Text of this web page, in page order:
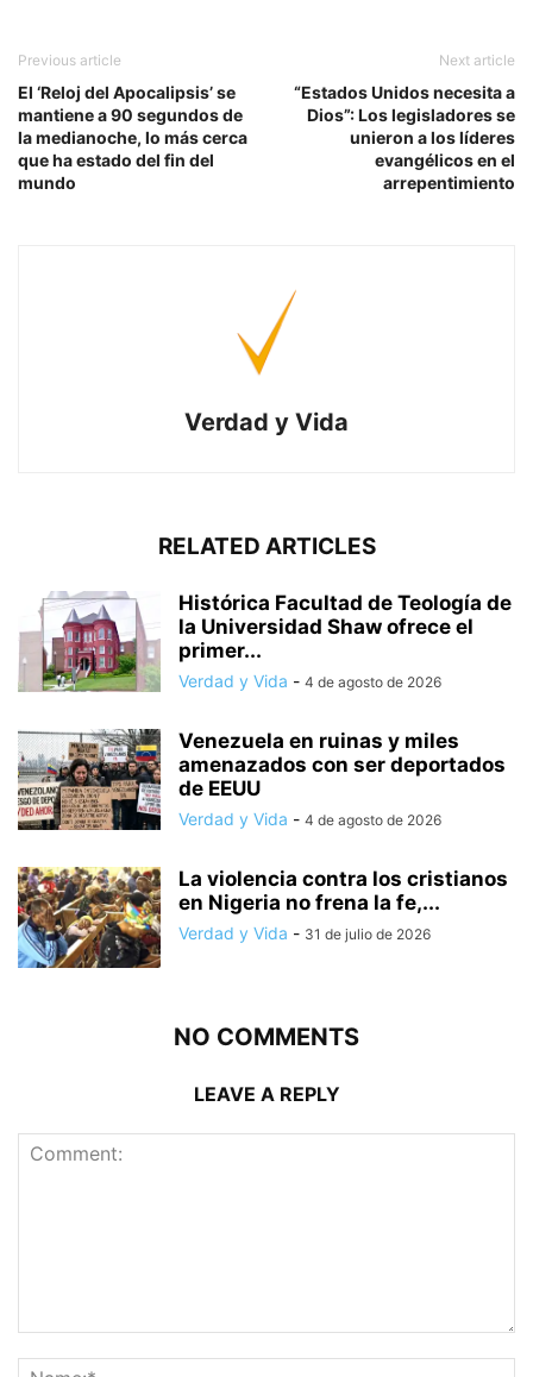
Previous article
El ‘Reloj del Apocalipsis’ se
mantiene a 90 segundos de
la medianoche, lo más cerca
que ha estado del fin del
mundo
Next article
“Estados Unidos necesita a
Dios”: Los legisladores se
unieron a los líderes
evangélicos en el
arrepentimiento
Verdad y Vida
RELATED ARTICLES
Histórica Facultad de Teología de
la Universidad Shaw ofrece el
primer...
Verdad y Vida - 4 de agosto de 2026
Venezuela en ruinas y miles
amenazados con ser deportados
de EEUU
Verdad y Vida - 4 de agosto de 2026
La violencia contra los cristianos
en Nigeria no frena la fe,...
Verdad y Vida - 31 de julio de 2026
NO COMMENTS
LEAVE A REPLY